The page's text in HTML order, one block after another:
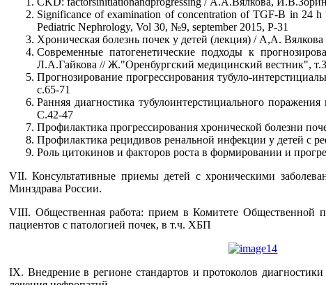
Significance of examination of concentration of TGF-B in
Pediatric Nephrology, Vol 30, №9, september 2015, P-31
Хроническая болезнь почек у детей (лекция) / А,А.
Современные патогенетические подходы к
Л.А.Гайкова // Ж."Оренбургский медицинский вестник",
Прогнозирование прогрессирования тубуло-
с.65-71
Ранняя диагностика тубулоинтерстициального
С.42-47
Профилактика прогрессирования хронической болезни
Профилактика рецидивов ренальной инфекции у детей
Роль цитокинов и факторов роста в формировании и
VII. Консультативные приемы детей с хроническими
Минздрава России.
VIII. Общественная работа: прием в Комитете Общественной
пациентов с патологией почек, в т.ч. ХБП
IX. Внедрение в регионе стандартов и протоколов